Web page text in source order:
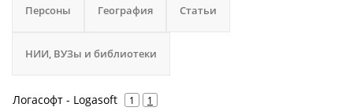
Персоны География Статьи
НИИ, ВУЗы и библиотеки
Логасофт - Logasoft 1 1